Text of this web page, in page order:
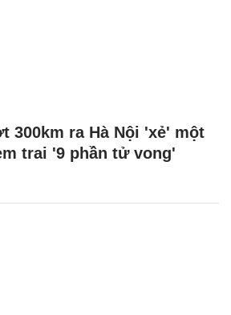
300km ra Hà Nội 'xẻ' một
trai '9 phần tử vong'